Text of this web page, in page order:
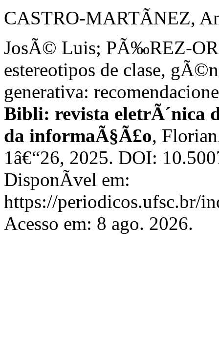
CASTRO-MARTÃNEZ,
JosÃ© Luis; PÃ‰REZ-
estereotipos de clase,
generativa:
Bibli: revista eletrÃ´nica
da informaÃ§Ã£o,
1â€“26, 2025. DOI:
DisponÃ­vel em:
https://periodicos.ufsc.br/
Acesso em: 8 ago. 2026.